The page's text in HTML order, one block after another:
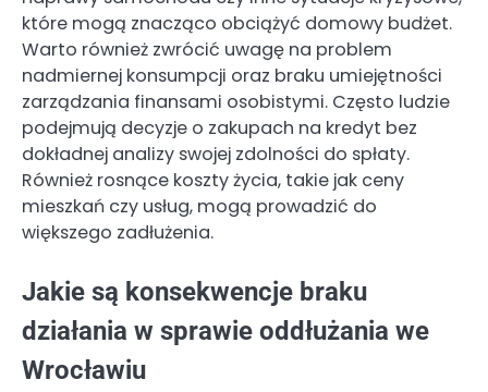
które mogą znacząco obciążyć domowy budżet.
Warto również zwrócić uwagę na problem
nadmiernej konsumpcji oraz braku umiejętności
zarządzania finansami osobistymi. Często ludzie
podejmują decyzje o zakupach na kredyt bez
dokładnej analizy swojej zdolności do spłaty.
Również rosnące koszty życia, takie jak ceny
mieszkań czy usług, mogą prowadzić do
większego zadłużenia.
Jakie są konsekwencje braku
działania w sprawie oddłużania we
Wrocławiu